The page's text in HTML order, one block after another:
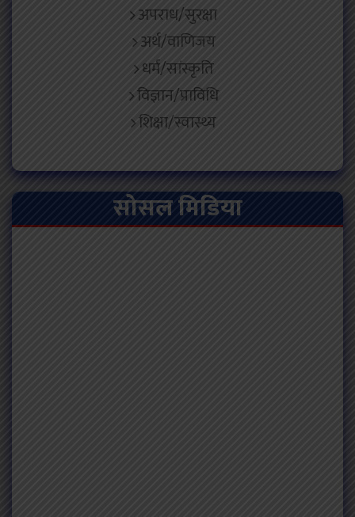
अपराध/सुरक्षा
अर्थ/वाणिजय
धर्म/सांस्कृति
विज्ञान/प्राविधि
शिक्षा/स्वास्थ्य
सोसल मिडिया